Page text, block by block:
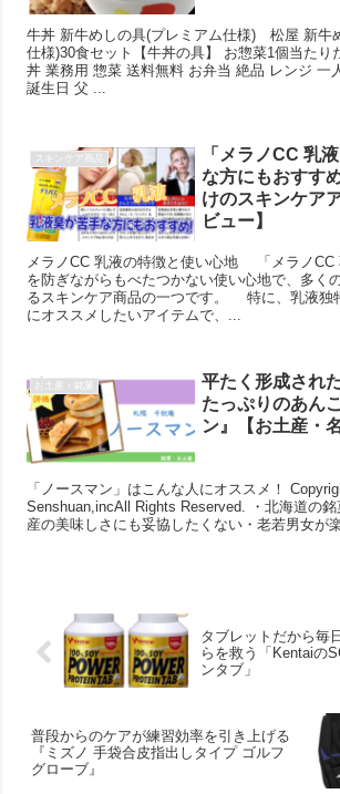
牛丼 新牛めしの具(プレミアム仕様) 松屋 新牛
仕様)30食セット【牛丼の具】 お惣菜1個当たり
丼 業務用 惣菜 送料無料 お弁当 絶品 レンジ 一
誕生日 父 ...
スキンケア商品
「メラノCC 乳
な方にもおすす
けのスキンケア
ビュー】
メラノCC 乳液の特徴と使い心地 「メラノCC
を防ぎながらもべたつかない使い心地で、多く
るスキンケア商品の一つです。 特に、乳液独
にオススメしたいアイテムで、...
お土産・銘菓
平たく形成され
たっぷりのあん
ン』【お土産・
「ノースマン」はこんな人にオススメ！
Senshuan,incAll Rights Reserved. ・北海道の
産の美味しさにも妥協したくない・老若男女が
タブレットだから毎
らを救う「Kentaiの
ンタブ」
普段からのケアが練習効率を引き上げる
『ミズノ 手袋合皮指出しタイプ ゴルフ
グローブ』